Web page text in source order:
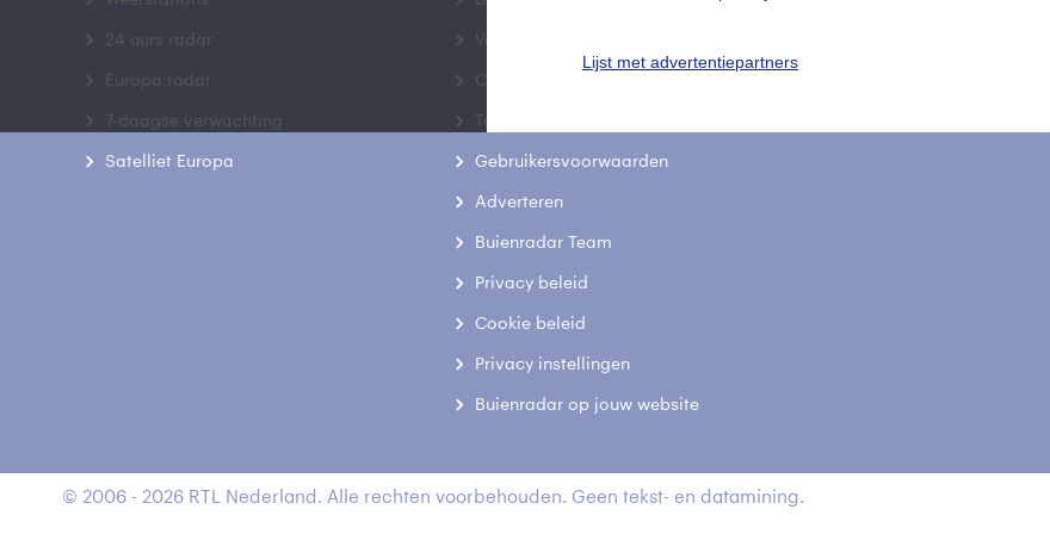
Lijst met advertentiepartners
24 uurs radar
Europa radar
7-daagse verwachting
Satelliet Europa
Veelgestelde vragen
Contact
Toegankelijkheid
Gebruikersvoorwaarden
Adverteren
Buienradar Team
Privacy beleid
Cookie beleid
Privacy instellingen
Buienradar op jouw website
© 2006 - 2026 RTL Nederland. Alle rechten voorbehouden. Geen tekst- en datamining.